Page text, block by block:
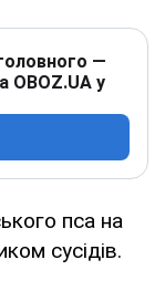
—
OBOZ.UA у
пса на
сусідів.